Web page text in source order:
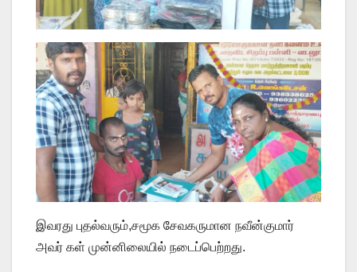
இவரது புதல்வரும்,சமூக சேவகருமான நவீன்குமார்
அவர் கள் முன்னிலையில் நடைப்பெற்றது.